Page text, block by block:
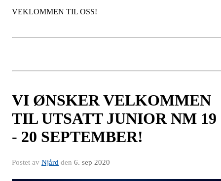
VEKLOMMEN TIL OSS!
VI ØNSKER VELKOMMEN
TIL UTSATT JUNIOR NM 19
- 20 SEPTEMBER!
Postet av Njård den 6. sep 2020